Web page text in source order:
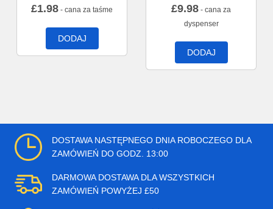
£1.98 - cana za taśme
DODAJ
£9.98 - cana za
dyspenser
DODAJ
DOSTAWA NASTĘPNEGO DNIA ROBOCZEGO DLA
ZAMÓWIEŃ DO GODZ. 13:00
DARMOWA DOSTAWA DLA WSZYSTKICH
ZAMÓWIEŃ POWYŻEJ £50